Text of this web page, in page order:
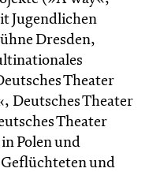
Jugendlichen
Dresden,
Theater
Deutsches Theater
Theater
Polen und
und